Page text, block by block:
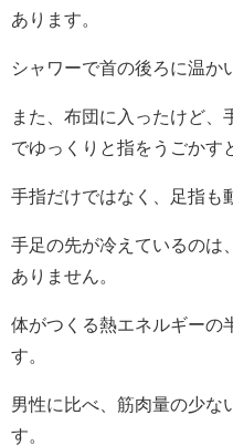
あります。
シャワーで首の後ろに温か
また、布団に入ったけど、
でゆっくりと指をうごかす
手指だけではなく、足指も
手足の先が冷えているのは
ありません。
体がつくる熱エネルギーの
す。
男性に比べ、筋肉量の少な
す。